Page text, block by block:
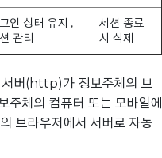
인 상태 유지 ,
관리
세션 종료
시 삭제
버(http)가 정보주체의 브
주체의 컴퓨터 또는 모바일에
브라우저에서 서버로 자동